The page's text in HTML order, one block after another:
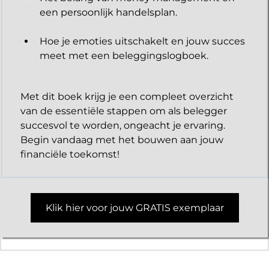
een persoonlijk handelsplan.
Hoe je emoties uitschakelt en jouw succes
meet met een beleggingslogboek.
Met dit boek krijg je een compleet overzicht
van de essentiële stappen om als belegger
succesvol te worden, ongeacht je ervaring.
Begin vandaag met het bouwen aan jouw
financiële toekomst!
Klik hier voor jouw GRATIS exemplaar